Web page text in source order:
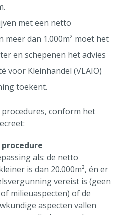
met een netto
dan 1.000m² moet het
en schepenen het advies
voor Kleinhandel (VLAIO)
toekent.
conform het
als: ​de netto
is dan 20.000m², én er
vereist is (geen
milieuaspecten) of de
aspecten vallen